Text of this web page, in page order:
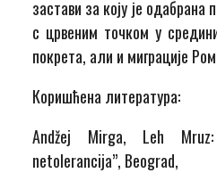
застави за коју је
с црвеним точком у
покрета, али и миграције
Коришћена литература:
Andžej Mirga, Leh
netolerancija”, Beograd,